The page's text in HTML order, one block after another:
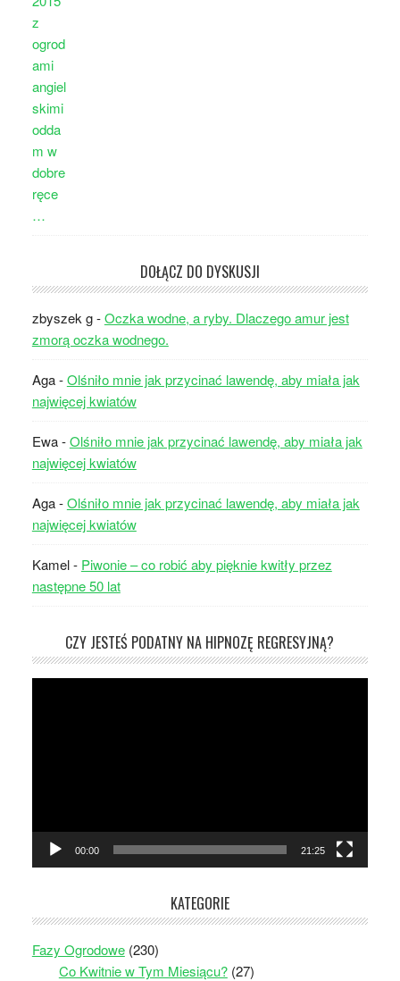
DOŁĄCZ DO DYSKUSJI
zbyszek g-Oczka wodne, a ryby. Dlaczego amur jest
zmorą oczka wodnego.
Aga-Olśniło mnie jak przycinać lawendę, aby miała jak
najwięcej kwiatów
Ewa-Olśniło mnie jak przycinać lawendę, aby miała jak
najwięcej kwiatów
Aga-Olśniło mnie jak przycinać lawendę, aby miała jak
najwięcej kwiatów
Kamel- Piwonie – co robić aby pięknie kwitły przez
następne 50 lat
CZY JESTEŚ PODATNY NA HIPNOZĘ REGRESYJNĄ?
00:00 21:25
KATEGORIE
Fazy Ogrodowe(230)
Co Kwitnie w Tym Miesiącu?(27)